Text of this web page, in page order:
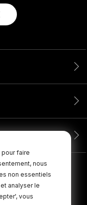
faire
nous
non essentiels
analyser le
vous